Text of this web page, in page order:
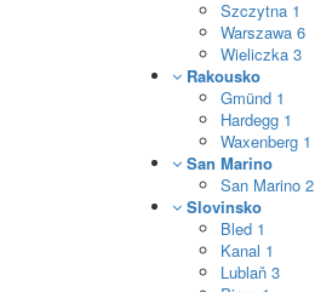
Szczytna 1
Warszawa 6
Wieliczka 3
Rakousko
Gmünd 1
Hardegg 1
Waxenberg 1
San Marino
San Marino 2
Slovinsko
Bled 1
Kanal 1
Lublaň 3